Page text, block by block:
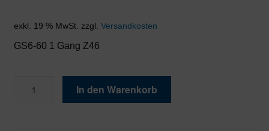
exkl. 19 % MwSt. zzgl. Versandkosten
GS6-60 1 Gang Z46
In den Warenkorb